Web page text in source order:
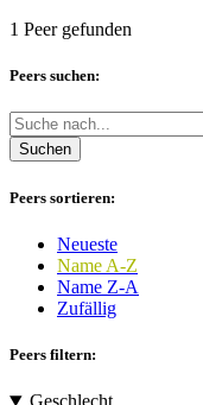
1 Peer gefunden
Peers suchen:
Suchen
Peers sortieren:
Neueste
Name A-Z
Name Z-A
Zufällig
Peers filtern:
Geschlecht